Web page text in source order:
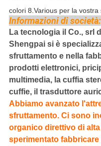
colori 8.Various per la vostra
Informazioni di società:
La tecnologia il Co., srl
Shengpai si è
sfruttamento e nella
prodotti elettronici,
multimedia, la cuffia
cuffie, il trasduttore
Abbiamo avanzato
sfruttamento. Ci sono
organico direttivo di
sperimentato fabbricare